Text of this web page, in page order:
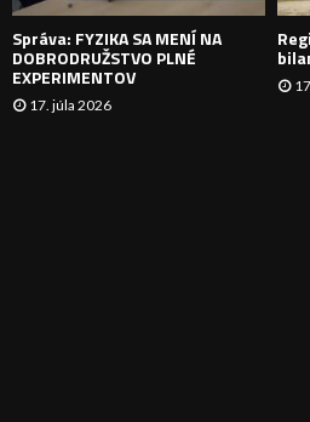
Správa: FYZIKA SA MENÍ NA
DOBRODRUŽSTVO PLNÉ
EXPERIMENTOV
17. júla 2026